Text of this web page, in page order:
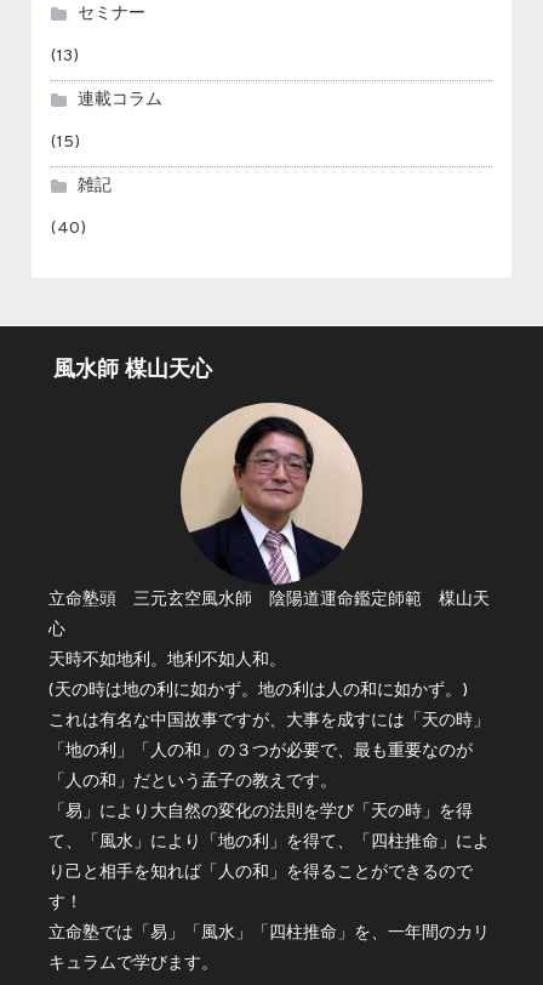
セミナー
(13)
連載コラム
(15)
雑記
(40)
風水師 楳山天心
立命塾頭 三元玄空風水師 陰陽道運命鑑定師範 楳山天
心
天時不如地利。地利不如人和。
(天の時は地の利に如かず。地の利は人の和に如かず。)
これは有名な中国故事ですが、大事を成すには「天の時」
「地の利」「人の和」の３つが必要で、最も重要なのが
「人の和」だという孟子の教えです。
「易」により大自然の変化の法則を学び「天の時」を得
て、「風水」により「地の利」を得て、「四柱推命」によ
り己と相手を知れば「人の和」を得ることができるので
す！
立命塾では「易」「風水」「四柱推命」を、一年間のカリ
キュラムで学びます。